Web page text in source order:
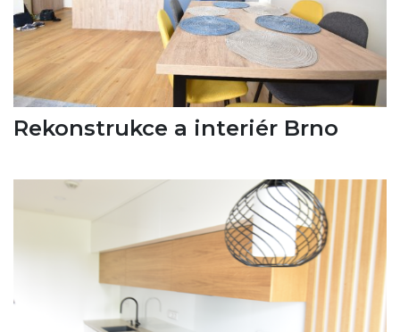
Rekonstrukce a interiér Brno